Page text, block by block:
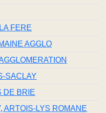
FERE
AGGLO
SACLAY
DE BRIE
ARTOIS-LYS ROMANE